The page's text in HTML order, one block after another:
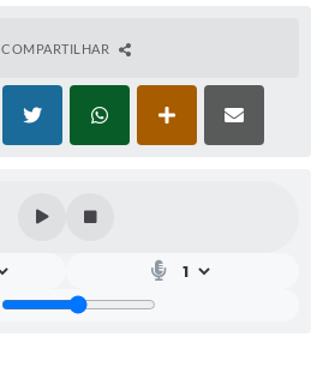
COMPARTILHAR